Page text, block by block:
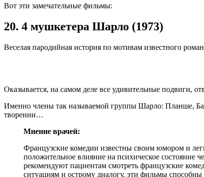
Вот эти замечательные фильмы:
20. 4 мушкетера Шарло (1973)
Веселая пародийная история по мотивам известного
Оказывается, на самом деле все удивительные подвиги,
Именно члены так называемой группы Шарло: Планше,
творении…
Мнение врачей:
Французские комедии известны своим юмором и
положительное влияние на психическое состояние
рекомендуют пациентам смотреть французские
ситуациям и острому диалогу, эти фильмы